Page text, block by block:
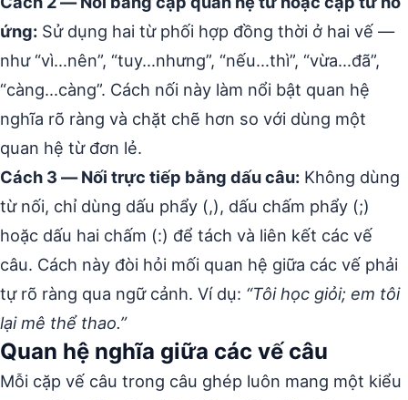
ứng: Sử dụng hai từ phối hợp đồng thời ở hai vế —
như “vì…nên”, “tuy…nhưng”, “nếu…thì”, “vừa…đã”,
“càng…càng”. Cách nối này làm nổi bật quan hệ
nghĩa rõ ràng và chặt chẽ hơn so với dùng một
quan hệ từ đơn lẻ.
Cách 3 — Nối trực tiếp bằng dấu câu: Không dùng
từ nối, chỉ dùng dấu phẩy (,), dấu chấm phẩy (;)
hoặc dấu hai chấm (:) để tách và liên kết các vế
câu. Cách này đòi hỏi mối quan hệ giữa các vế phải
tự rõ ràng qua ngữ cảnh. Ví dụ: “Tôi học giỏi; em tôi
lại mê thể thao.”
Quan hệ nghĩa giữa các vế câu
Mỗi cặp vế câu trong câu ghép luôn mang một kiểu